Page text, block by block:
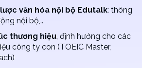
văn hóa nội bộ Edutalk: thông
nội bộ,..
thương hiệu, định hướng cho các
công ty con (TOEIC Master,